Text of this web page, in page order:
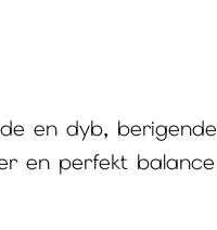
en dyb, berigende
en perfekt balance